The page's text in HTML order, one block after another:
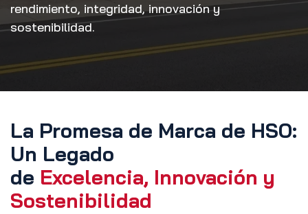
rendimiento, integridad, innovación y
sostenibilidad.
La Promesa de Marca de HSO:
Un Legado
de Excelencia, Innovación y
Sostenibilidad